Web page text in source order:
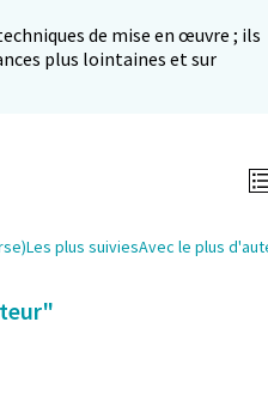
de mise en œuvre ; ils
plus lointaines et sur
Les plus suiviesAvec le plus